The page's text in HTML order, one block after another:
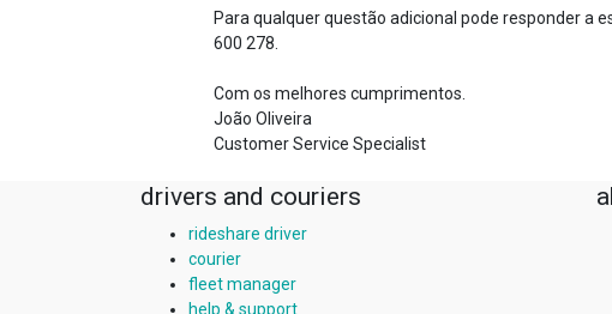
Para qualquer questão adicional pode responder a
600 278.
Com os melhores cumprimentos.
João Oliveira
Customer Service Specialist
drivers and couriers
rideshare driver
courier
fleet manager
help & support